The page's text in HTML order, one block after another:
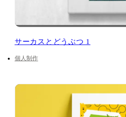
サーカスとどうぶつ 1
個人制作